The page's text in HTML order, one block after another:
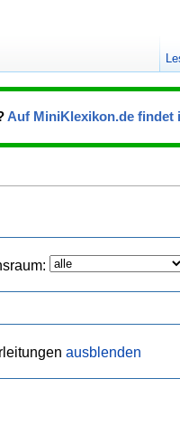
Auf MiniKlexikon.de findet
ausblenden